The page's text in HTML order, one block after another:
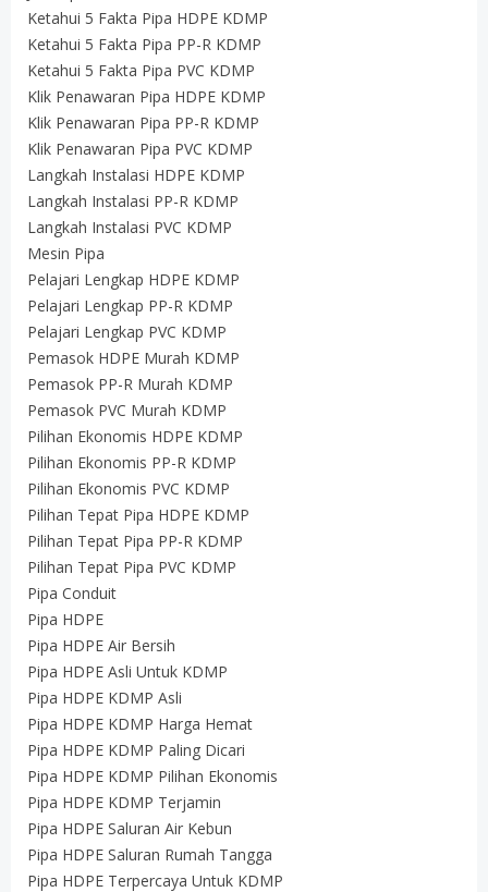
Ketahui 5 Fakta Pipa HDPE KDMP
Ketahui 5 Fakta Pipa PP-R KDMP
Ketahui 5 Fakta Pipa PVC KDMP
Klik Penawaran Pipa HDPE KDMP
Klik Penawaran Pipa PP-R KDMP
Klik Penawaran Pipa PVC KDMP
Langkah Instalasi HDPE KDMP
Langkah Instalasi PP-R KDMP
Langkah Instalasi PVC KDMP
Mesin Pipa
Pelajari Lengkap HDPE KDMP
Pelajari Lengkap PP-R KDMP
Pelajari Lengkap PVC KDMP
Pemasok HDPE Murah KDMP
Pemasok PP-R Murah KDMP
Pemasok PVC Murah KDMP
Pilihan Ekonomis HDPE KDMP
Pilihan Ekonomis PP-R KDMP
Pilihan Ekonomis PVC KDMP
Pilihan Tepat Pipa HDPE KDMP
Pilihan Tepat Pipa PP-R KDMP
Pilihan Tepat Pipa PVC KDMP
Pipa Conduit
Pipa HDPE
Pipa HDPE Air Bersih
Pipa HDPE Asli Untuk KDMP
Pipa HDPE KDMP Asli
Pipa HDPE KDMP Harga Hemat
Pipa HDPE KDMP Paling Dicari
Pipa HDPE KDMP Pilihan Ekonomis
Pipa HDPE KDMP Terjamin
Pipa HDPE Saluran Air Kebun
Pipa HDPE Saluran Rumah Tangga
Pipa HDPE Terpercaya Untuk KDMP